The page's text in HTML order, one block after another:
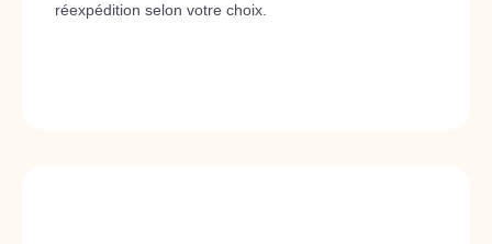
réexpédition selon votre choix.